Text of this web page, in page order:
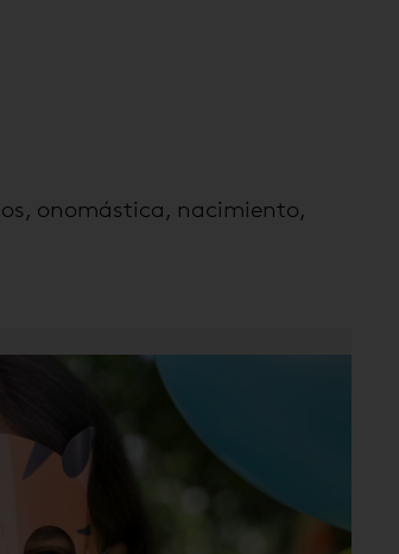
onomástica, nacimiento,